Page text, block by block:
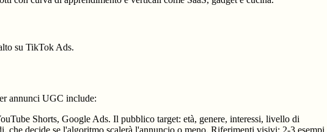
su TikTok Ads.
annunci UGC include:
Shorts, Google Ads. Il pubblico target: età, genere, interessi, livello di